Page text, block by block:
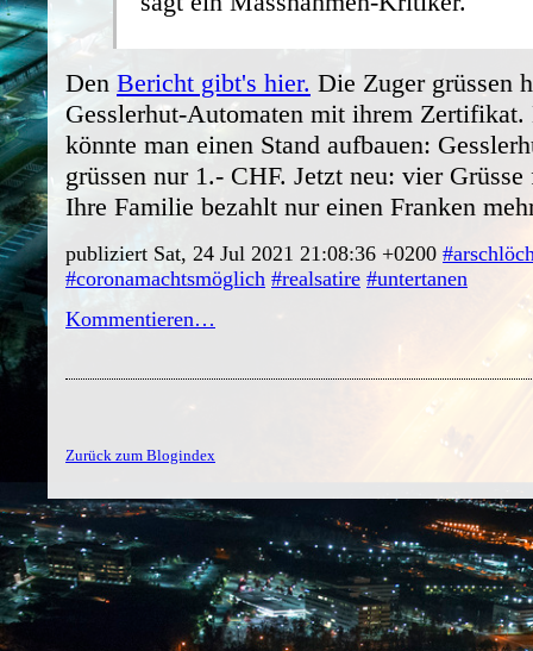
Den Bericht gibt's hier. Die Zuger grüssen
Gesslerhut-Automaten mit ihrem
könnte man einen Stand aufbauen:
grüssen nur 1.- CHF. Jetzt neu: vier
Ihre Familie bezahlt nur einen Franken
publiziert Sat, 24 Jul 2021 21:08:36 +0200
#coronamachtsmöglich #realsatire #untertanen
Kommentieren…
Zurück zum Blogindex